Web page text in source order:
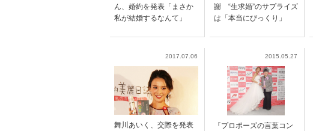
ん、婚約を発表「まさか
私が結婚するなんて」
謝 “生求婚”のサプライズ
は「本当にびっくり」
2017.07.06
舞川あいく、交際を発表
2015.05.27
『プロポーズの言葉コン